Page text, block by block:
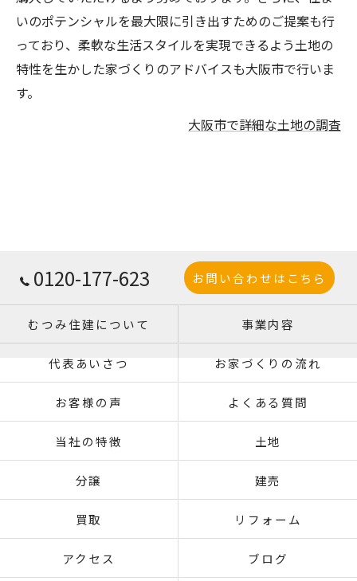
いのポテンシャルを最大限に引き出すためのご提案も行
っており、柔軟な生活スタイルを実現できるよう土地の
特性を生かした家づくりのアドバイスも大阪市で行いま
す。
大阪市で詳細な土地の調査
0120-177-623 お問い合わせはこちら
むつみ住建について 事業内容
代表あいさつ お家づくりの流れ
お客様の声 よくある質問
当社の特徴 土地
分譲 建売
買取 リフォーム
アクセス ブログ